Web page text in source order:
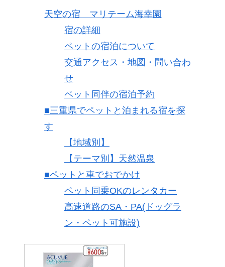
天空の宿 マリテーム海幸園
宿の詳細
ペットの宿泊について
交通アクセス・地図・問い合わ
せ
ペット同伴の宿泊予約
■三重県でペットと泊まれる宿を探
す
【地域別】
【テーマ別】天然温泉
■ペットと車でおでかけ
ペット同乗OKのレンタカー
高速道路のSA・PA(ドッグラ
ン・ペット可施設)